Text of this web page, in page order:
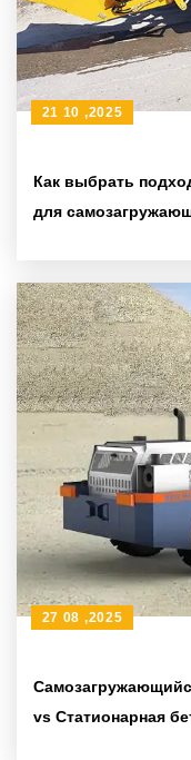
Как выбрать
для
21 10 ,2025
vs Статионарная
27 08 ,2025